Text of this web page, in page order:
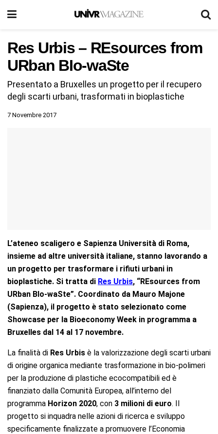
Res Urbis – REsources from
URban BIo-waSte
Presentato a Bruxelles un progetto per il recupero
degli scarti urbani, trasformati in bioplastiche
7 Novembre 2017
L’ateneo scaligero e Sapienza Università di Roma,
insieme ad altre università italiane, stanno lavorando a
un progetto per trasformare i rifiuti urbani in
bioplastiche. Si tratta di Res Urbis, “REsources from
URban BIo-waSte”. Coordinato da Mauro Majone
(Sapienza), il progetto è stato selezionato come
Showcase per la Bioeconomy Week in programma a
Bruxelles dal 14 al 17 novembre.
La finalità di Res Urbis è la valorizzazione degli scarti urbani
di origine organica mediante trasformazione in bio-polimeri
per la produzione di plastiche ecocompatibili ed è
finanziato dalla Comunità Europea, all’interno del
programma Horizon 2020, con 3 milioni di euro. Il
progetto si inquadra nelle azioni di ricerca e sviluppo
specificamente finalizzate a promuovere l’Economia